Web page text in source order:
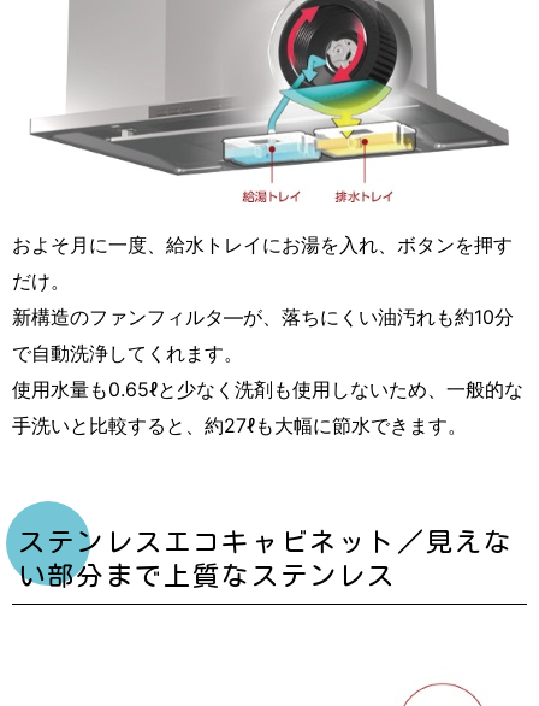
およそ月に一度、給水トレイにお湯を入れ、ボタンを押す
だけ。
新構造のファンフィルタ―が、落ちにくい油汚れも約10分
で自動洗浄してくれます。
使用水量も0.65ℓと少なく洗剤も使用しないため、一般的な
手洗いと比較すると、約27ℓも大幅に節水できます。
ステンレスエコキャビネット／見えな
い部分まで上質なステンレス